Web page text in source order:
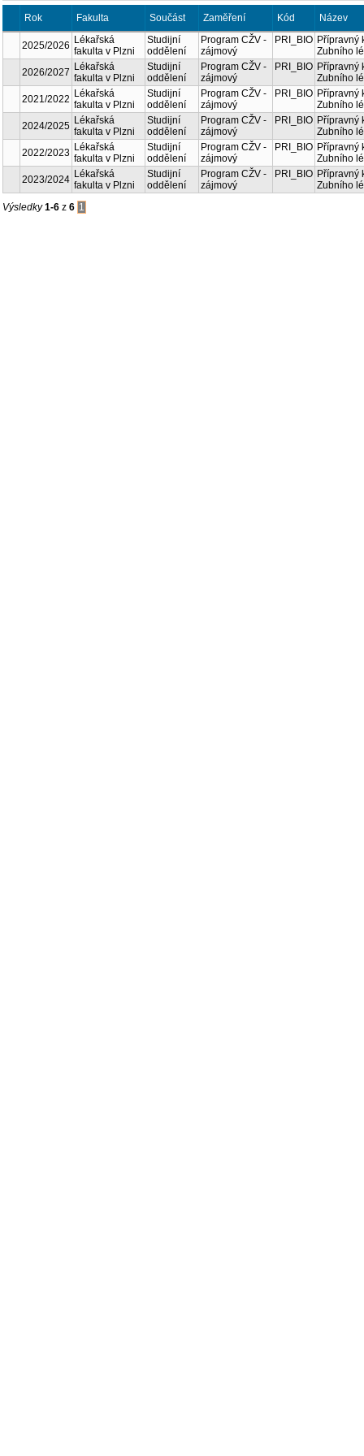
Rok Fakulta Součást Zaměření
2025/2026
Lékařská
fakulta v
Plzni
Studijní
oddělení
Program
CŽV -
zájmový
PRI_BIO
2026/2027
Lékařská
fakulta v
Plzni
Studijní
oddělení
Program
CŽV -
zájmový
2021/2022
Lékařská
fakulta v
Plzni
Studijní
oddělení
Program
CŽV -
zájmový
PRI_BIO
2024/2025
Lékařská
fakulta v
Plzni
Studijní
oddělení
Program
CŽV -
zájmový
PRI_BIO
2022/2023
Lékařská
fakulta v
Plzni
Program
PRI_BIO